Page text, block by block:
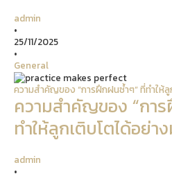
admin
•
25/11/2025
•
General
ความสำคัญของ “การฝึกฝนซ้ำๆ” ที่ทำให้
ความสำคัญของ “กา
ทำให้ลูกเติบโตได้อย่า
admin
•